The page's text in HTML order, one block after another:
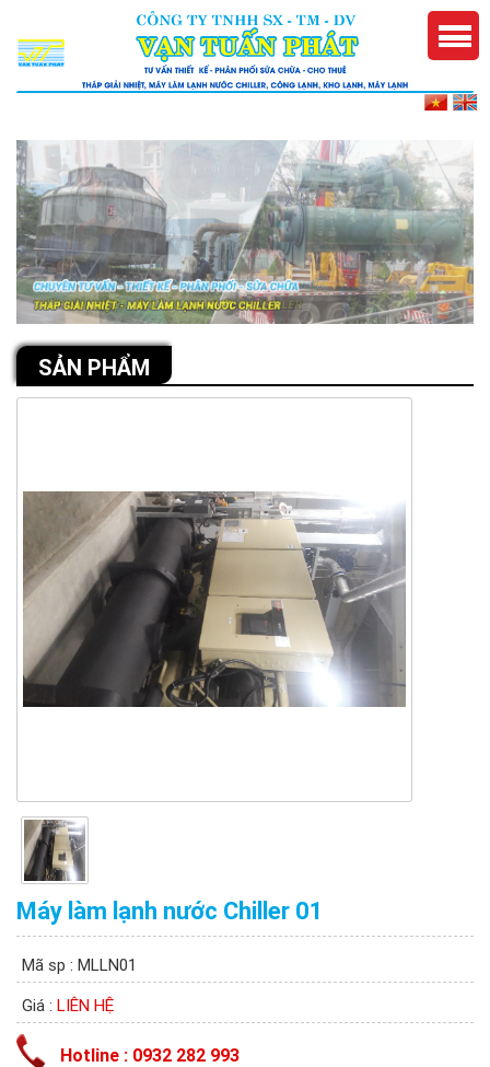
SẢN PHẨM
Máy làm lạnh nước Chiller 01
Mã sp : MLLN01
Giá : LIÊN HỆ
Hotline : 0932 282 993